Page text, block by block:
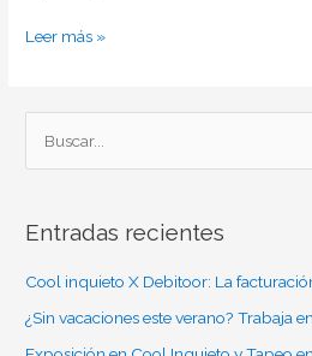
Leer más »
c
a
Entradas recientes
Cool inquieto X Debitoor: La
¿Sin vacaciones este verano? Trabaja